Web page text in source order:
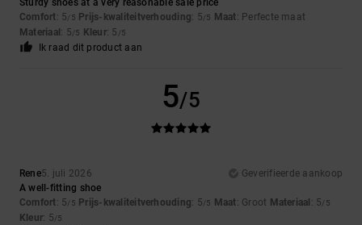
Sturdy shoes at a very reasonable sale price
Comfort: 5/5 Prijs-kwaliteitverhouding: 5/5 Maat: Perfecte maat
Materiaal : 5/5 Kleur: 5 /5
Ik raad dit product aan
5/5
Rene5. juli 2026
Geverifieerde aankoop
A well-fitting shoe
Comfort: 5/5 Prijs-kwaliteitverhouding: 5/5 Maat: Groot Materiaal : 5/5
Kleur: 5/5